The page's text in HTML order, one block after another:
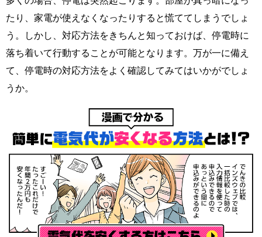
たり、家電が使えなくなったりすると慌ててしまうでしょ
う。しかし、対応方法をきちんと知っておけば、停電時に
落ち着いて行動することが可能となります。万が一に備え
て、停電時の対応方法をよく確認してみてはいかがでしょ
うか。